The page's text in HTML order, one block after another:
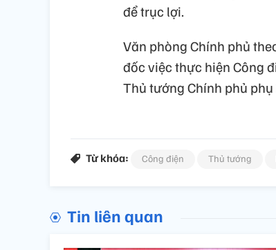
để trục lợi.
Văn phòng Chính phủ
đốc việc thực hiện Công
Thủ tướng Chính phủ
Từ khóa: Công điện Thủ tướng
Tin liên quan